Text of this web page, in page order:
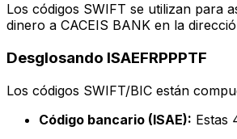
Los códigos SWIFT se utilizan para
dinero a CACEIS BANK en la
Desglosando ISAEFRPPPTF
Los códigos SWIFT/BIC están
Código bancario (ISAE): Estas